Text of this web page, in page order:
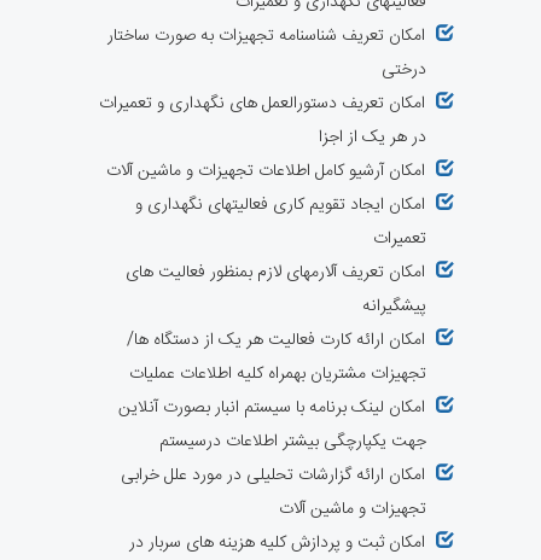
امکان تعریف شناسنامه تجهیزات به صورت ساختار
درختی
امکان تعریف دستورالعمل های نگهداری و تعمیرات
در هر یک از اجزا
امکان آرشیو کامل اطلاعات تجهیزات و ماشین آلات
امکان ایجاد تقویم کاری فعالیتهای نگهداری و
تعمیرات
امکان تعریف آلارمهای لازم بمنظور فعالیت های
پیشگیرانه
امکان ارائه کارت فعالیت هر یک از دستگاه ها/
تجهیزات مشتریان بهمراه کلیه اطلاعات عملیات
امکان لینک برنامه با سیستم انبار بصورت آنلاین
جهت یکپارچگی بیشتر اطلاعات درسیستم
امکان ارائه گزارشات تحلیلی در مورد علل خرابی
تجهیزات و ماشین آلات
امکان ثبت و پردازش کلیه هزینه های سربار در